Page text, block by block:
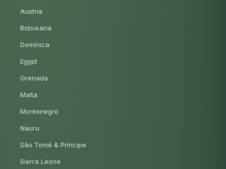
Austria
Botswana
Dominica
Egypt
Grenada
Malta
Montenegro
Nauru
São Tomé & Príncipe
Sierra Leone